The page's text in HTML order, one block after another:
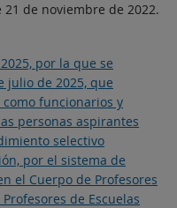
de noviembre de 2022.
por la que se
julio de 2025, que
funcionarios y
personas aspirantes
selectivo
por el sistema de
el Cuerpo de Profesores
de Escuelas